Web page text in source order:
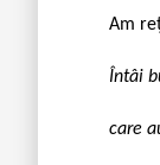
Am
Întâi
care